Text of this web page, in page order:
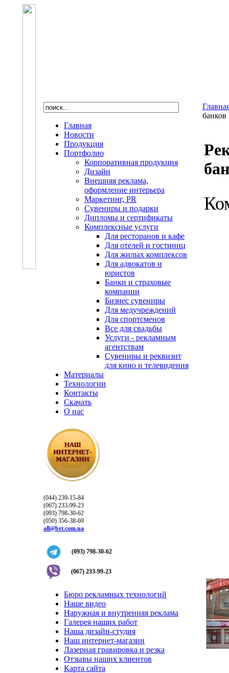
Главная
Новости
Продукция
Портфолио
Корпоративная продукция
Дизайн
Внешняя реклама,
оформление интерьера
Маркетинг, PR
Сувениры и подарки
Дипломы и сертификаты
Комплексные услуги
Для ресторанов и кафе
Для отелей и гостиниц
Для жилых комплексов
Для адвокатов и
юристов
Банки и страховые
компании
Бизнес сувениры
Для медучреждений
Для спортсменов
Все для свадьбы
Услуги - рекламным
агентствам
Сувениры и реквизит
для кино и телевидения
Материалы
Технологии
Контакты
Скачать
О нас
(044) 239-15-84
(067) 233-99-23
(093) 798-30-62
(050) 356-38-69
all@brt.com.ua
(093) 798-30-62
(067) 233-99-23
Бюро рекламных технологий
Наше видео
Наружная и внутренняя реклама
Галерея наших работ
Наша дизайн-студия
Наш интернет-магазин
Лазерная гравировка и резка
Отзывы наших клиентов
Карта сайта